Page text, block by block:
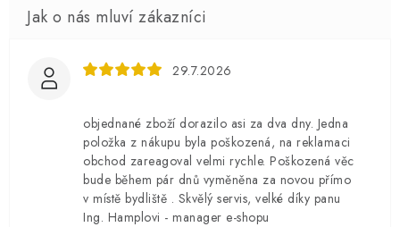
29.7.2026
objednané zboží dorazilo asi za dva dny. Jedna
položka z nákupu byla poškozená, na reklamaci
obchod zareagoval velmi rychle. Poškozená věc
bude během pár dnů vyměněna za novou přímo
v místě bydliště . Skvělý servis, velké díky panu
Ing. Hamplovi - manager e-shopu